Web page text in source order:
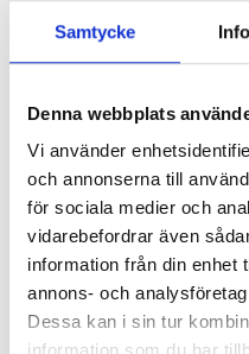
Samtycke
Denna webbplats
Vi använder
och annonserna till
för sociala medier och
vidarebefordrar även
information från din enhet
annons- och
Dessa kan i sin tur
345
Quantity